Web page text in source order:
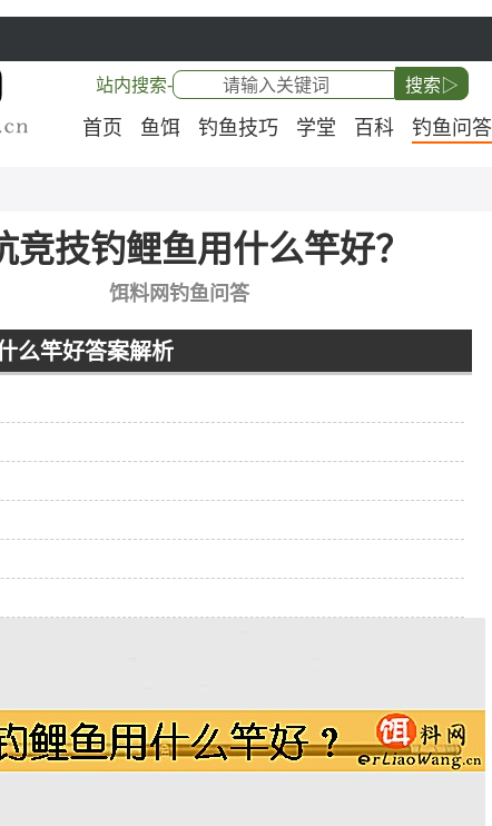
站内搜索- 搜索▷
首页 鱼饵 钓鱼技巧 学堂 百科 钓鱼问答
竞技钓鲤鱼用什么竿好？
饵料网钓鱼问答
么竿好答案解析